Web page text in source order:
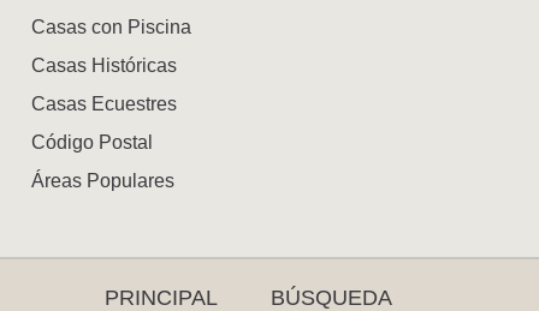
Casas con Piscina
Casas Históricas
Casas Ecuestres
Código Postal
Áreas Populares
PRINCIPAL
BÚSQUEDA